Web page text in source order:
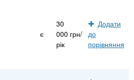
є
30
000 грн/
рік
Додати
до
порівняння